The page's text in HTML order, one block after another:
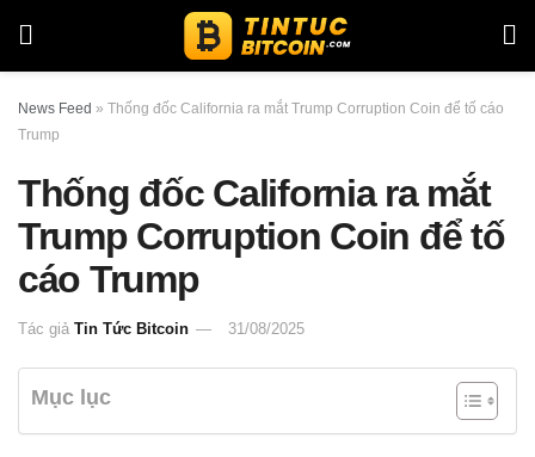
News Feed » Thống đốc California ra mắt Trump Corruption Coin để tố cáo
Trump
Thống đốc California ra mắt
Trump Corruption Coin để tố
cáo Trump
Tác giả Tin Tức Bitcoin 31/08/2025
Mục lục